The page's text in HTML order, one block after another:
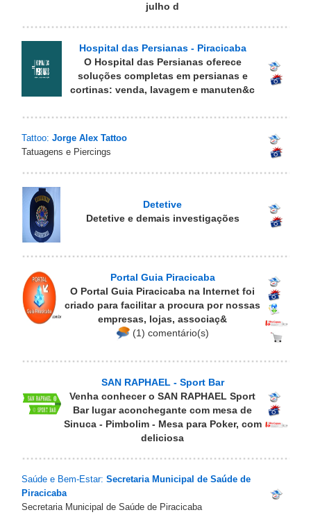
julho d
Hospital das Persianas - Piracicaba
O Hospital das Persianas oferece
soluções completas em persianas e
cortinas: venda, lavagem e manuten&c
Tattoo: Jorge Alex Tattoo
Tatuagens e Piercings
Detetive
Detetive e demais investigações
Portal Guia Piracicaba
O Portal Guia Piracicaba na Internet foi
criado para facilitar a procura por nossas
empresas, lojas, associaç&
(1) comentário(s)
SAN RAPHAEL - Sport Bar
Venha conhecer o SAN RAPHAEL Sport
Bar lugar aconchegante com mesa de
Sinuca - Pimbolim - Mesa para Poker, com
deliciosa
Saúde e Bem-Estar: Secretaria Municipal de Saúde de
Piracicaba
Secretaria Municipal de Saúde de Piracicaba